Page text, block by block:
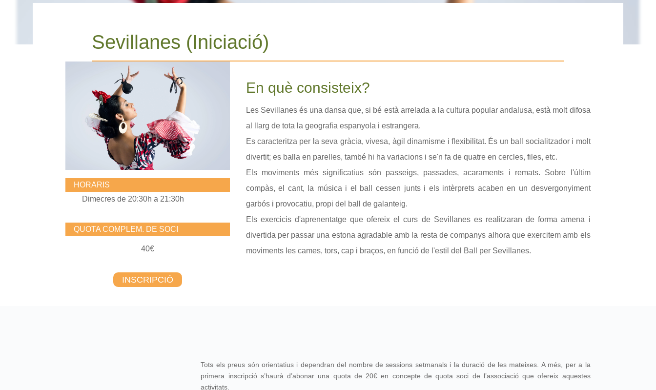
Sevillanes (Iniciació)
HORARIS
Dimecres de 20:30h a 21:30h
QUOTA COMPLEM. DE SOCI
40€
INSCRIPCIÓ
En què consisteix?
Les Sevillanes és una dansa que, si bé està arrelada a la cultura popular andalusa, està molt difosa
al llarg de tota la geografia espanyola i estrangera.
Es caracteritza per la seva gràcia, vivesa, àgil dinamisme i flexibilitat. És un ball socialitzador i molt
divertit; es balla en parelles, també hi ha variacions i se'n fa de quatre en cercles, files, etc.
Els moviments més significatius són passeigs, passades, acaraments i remats. Sobre l'últim
compàs, el cant, la música i el ball cessen junts i els intèrprets acaben en un desvergonyiment
garbós i provocatiu, propi del ball de galanteig.
Els exercicis d'aprenentatge que ofereix el curs de Sevillanes es realitzaran de forma amena i
divertida per passar una estona agradable amb la resta de companys alhora que exercitem amb els
moviments les cames, tors, cap i braços, en funció de l'estil del Ball per Sevillanes.
Tots els preus són orientatius i dependran del nombre de sessions setmanals i la duració de les mateixes. A més, per a la
primera inscripció s’haurà d’abonar una quota de 20€ en concepte de quota soci de l’associació que ofereix aquestes
activitats.